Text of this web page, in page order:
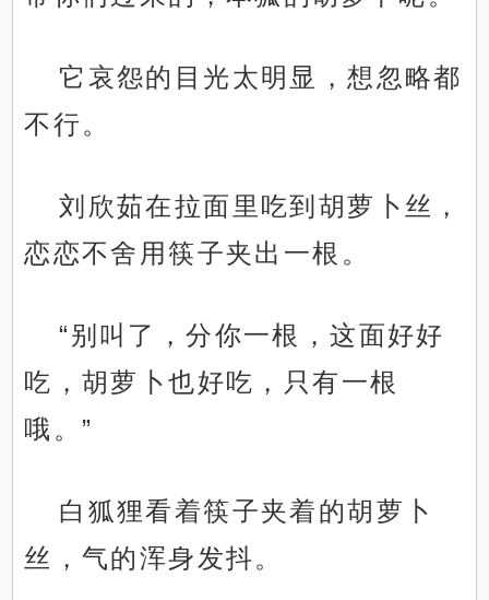
它哀怨的目光太明显，想忽略都
不行。
刘欣茹在拉面里吃到胡萝卜丝，
恋恋不舍用筷子夹出一根。
“别叫了，分你一根，这面好好
吃，胡萝卜也好吃，只有一根
哦。”
白狐狸看着筷子夹着的胡萝卜
丝，气的浑身发抖。